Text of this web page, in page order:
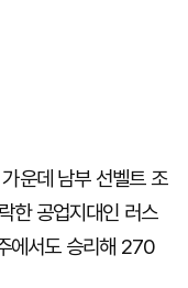
운데 남부 선벨트 조
한 공업지대인 러스
에서도 승리해 270